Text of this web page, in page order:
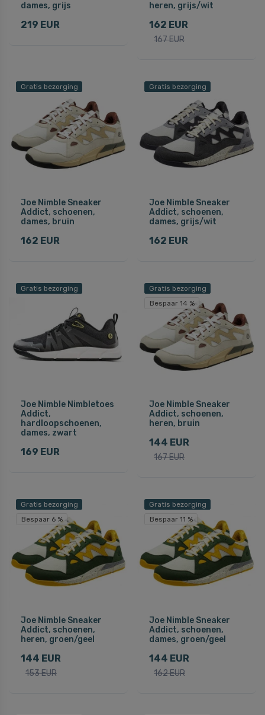
dames, grijs
219 EUR
heren, grijs/wit
162 EUR
167 EUR
Gratis bezorging
Joe Nimble Sneaker
Addict, schoenen,
dames, bruin
162 EUR
Gratis bezorging
Joe Nimble Sneaker
Addict, schoenen,
dames, grijs/wit
162 EUR
Gratis bezorging
Joe Nimble Nimbletoes
Addict,
hardloopschoenen,
dames, zwart
169 EUR
Gratis bezorging
Bespaar 14 %
Joe Nimble Sneaker
Addict, schoenen,
heren, bruin
144 EUR
167 EUR
Gratis bezorging
Bespaar 6 %
Joe Nimble Sneaker
Addict, schoenen,
heren, groen/geel
144 EUR
153 EUR
Gratis bezorging
Bespaar 11 %
Joe Nimble Sneaker
Addict, schoenen,
dames, groen/geel
144 EUR
162 EUR